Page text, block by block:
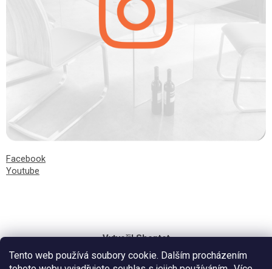
Tento web používá soubory cookie. Dalším procházením
Facebook
Youtube
Vytvořil Shoptet